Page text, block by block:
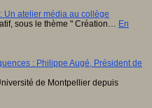
Un atelier média au collège
sous le thème " Création… En
: Philippe Augé, Président de
de Montpellier depuis